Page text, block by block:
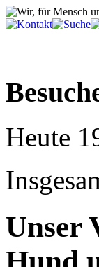
Heute
Unser